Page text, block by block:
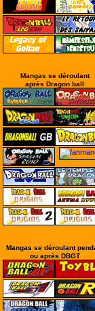
Mangas se déroulant
après Dragon ball
Mangas se déroulant
ou après DBGT